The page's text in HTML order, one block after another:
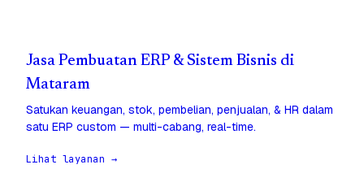
Jasa Pembuatan ERP & Sistem Bisnis di
Mataram
Satukan keuangan, stok, pembelian, penjualan, & HR dalam
satu ERP custom — multi-cabang, real-time.
Lihat layanan →